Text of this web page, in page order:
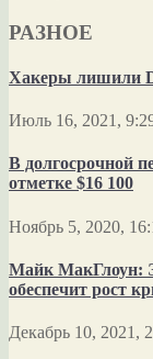
РАЗНОЕ
Хакеры лишили
Июль 16, 2021,
В долгосрочной
отметке $16 100
Ноябрь 5, 2020,
Майк МакГлоун:
обеспечит рост
Декабрь 10, 2021,